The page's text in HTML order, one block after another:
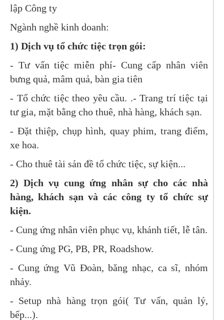
lập Công ty
Ngành nghề kinh doanh:
1) Dịch vụ tổ chức tiệc trọn gói:
- Tư vấn tiệc miễn phí- Cung cấp nhân viên
bưng quả, mâm quả, bàn gia tiên
- Tổ chức tiệc theo yêu cầu. .- Trang trí tiệc tại
tư gia, mặt bằng cho thuê, nhà hàng, khách sạn.
- Đặt thiệp, chụp hình, quay phim, trang điểm,
xe hoa.
- Cho thuê tài sản đề tổ chức tiệc, sự kiện...
2) Dịch vụ cung ứng nhân sự cho các nhà
hàng, khách sạn và các công ty tổ chức sự
kiện.
- Cung ứng nhân viên phục vụ, khánh tiết, lễ tân.
- Cung ứng PG, PB, PR, Roadshow.
- Cung ứng Vũ Đoàn, băng nhạc, ca sĩ, nhóm
nhảy.
- Setup nhà hàng trọn gói( Tư vấn, quản lý,
bếp...).